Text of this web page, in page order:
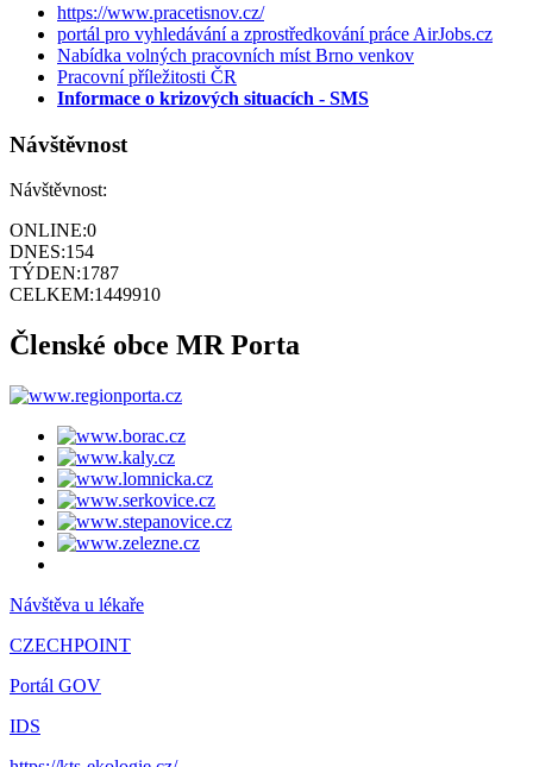
https://www.pracetisnov.cz/
portál pro vyhledávání a zprostředkování práce AirJobs.cz
Nabídka volných pracovních míst Brno venkov
Pracovní příležitosti ČR
Informace o krizových situacích - SMS
Návštěvnost
Návštěvnost:
ONLINE:0
DNES:154
TÝDEN:1787
CELKEM:1449910
Členské obce MR Porta
Návštěva u lékaře
CZECHPOINT
Portál GOV
IDS